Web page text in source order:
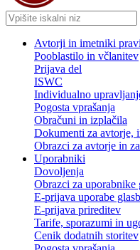
Avtorji in imetniki
Pooblastilo in včlanitev
Prijava del
ISWC
Individualno
Pogosta vprašanja
Obračuni in izplačila
Dokumenti za avtorje,
Obrazci za avtorje in
Uporabniki
Dovoljenja
Obrazci za uporabnike
E-prijava uporabe
E-prijava prireditev
Tarife, sporazumi in
Cenik dodatnih storitev